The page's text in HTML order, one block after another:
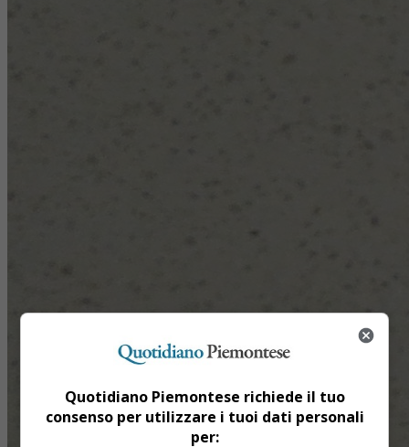
Quotidiano Piemontese richiede il tuo
consenso per utilizzare i tuoi dati personali
per: